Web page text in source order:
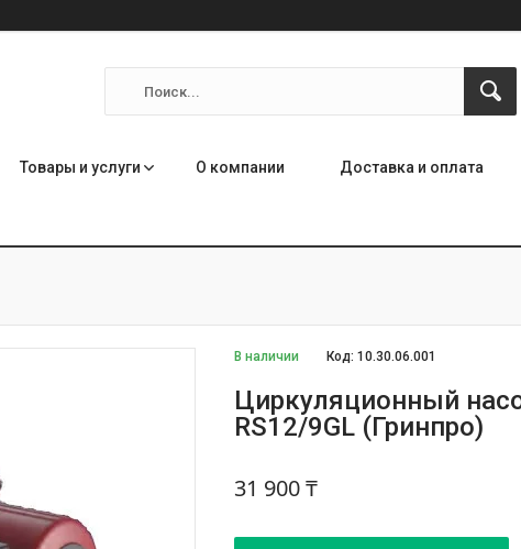
Товары и услуги О компании Доставка и оплата
В наличии Код:10.30.06.001
Циркуляционный
RS12/9GL (Гринпро)
31 900 ₸